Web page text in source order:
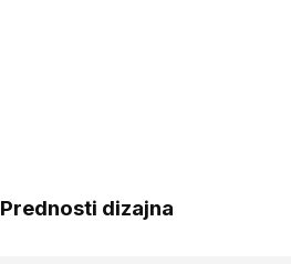
Prednosti dizajna